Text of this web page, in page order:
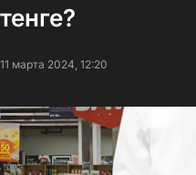
тенге?
11 марта 2024, 12:20